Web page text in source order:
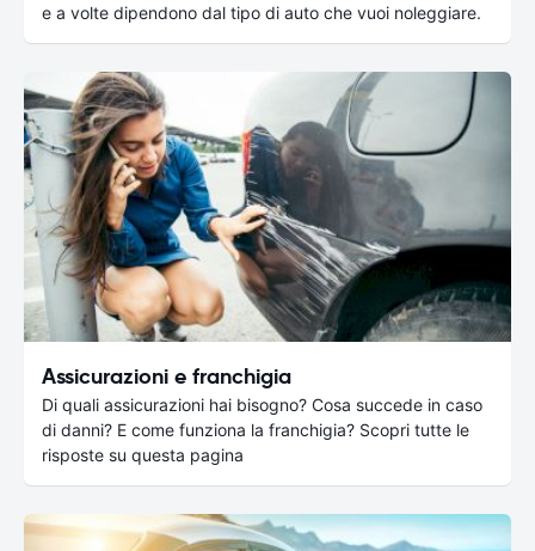
e a volte dipendono dal tipo di auto che vuoi noleggiare.
Assicurazioni e franchigia
Di quali assicurazioni hai bisogno? Cosa succede in caso
di danni? E come funziona la franchigia? Scopri tutte le
risposte su questa pagina